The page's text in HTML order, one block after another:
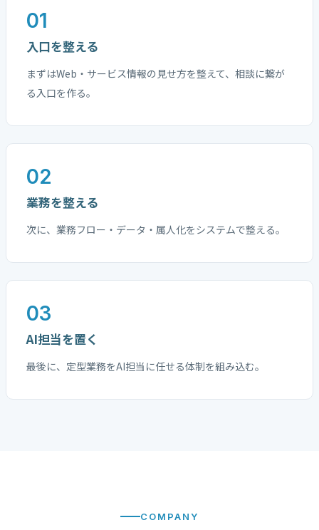
01
入口を整える
まずはWeb・サービス情報の見せ方を整えて、相談に繋が
る入口を作る。
02
業務を整える
次に、業務フロー・データ・属人化をシステムで整える。
03
AI担当を置く
最後に、定型業務をAI担当に任せる体制を組み込む。
COMPANY